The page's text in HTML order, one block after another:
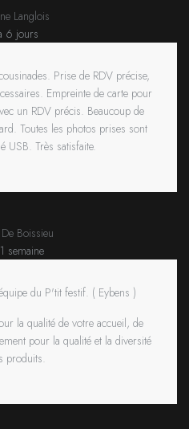
Langlois
6 jours
Prise de RDV précise,
Empreinte de carte pour
un RDV précis. Beaucoup de
Toutes les photos prises sont
USB. Très satisfaite.
Boissieu
semaine
du P'tit festif. ( Eybens )
la qualité de votre accueil, de
pour la qualité et la diversité
produits.